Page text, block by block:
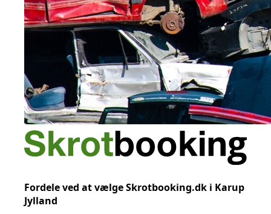
Fordele ved at vælge Skrotbooking.dk i Karup
Jylland